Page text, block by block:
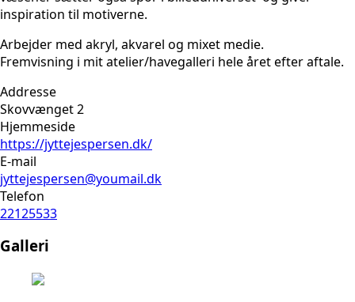
inspiration til motiverne.
Arbejder med akryl, akvarel og mixet medie.
Fremvisning i mit atelier/havegalleri hele året efter aftale.
Addresse
Skovvænget 2
Hjemmeside
https://jyttejespersen.dk/
E-mail
jyttejespersen@youmail.dk
Telefon
22125533
Galleri